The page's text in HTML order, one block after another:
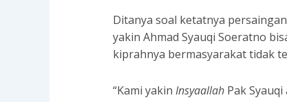
Ditanya soal ketatnya
yakin Ahmad Syauqi Soeratno
kiprahnya bermasyarakat tidak
“Kami yakinInsyaallah Pak